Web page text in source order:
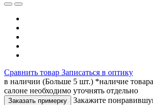
Сравнить товар Записаться в оптику
в наличии (Больше 5 шт.) *наличие
салоне необходимо уточнять отдельно
Заказать примерку
Закажите